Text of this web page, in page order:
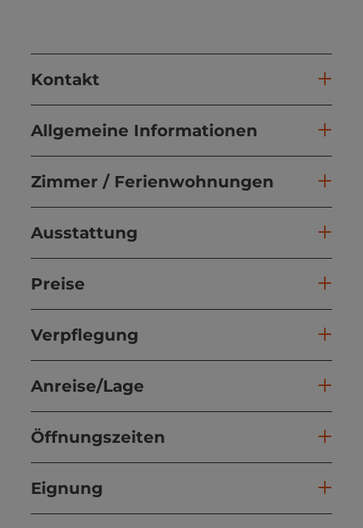
Kontakt
Allgemeine Informationen
Zimmer / Ferienwohnungen
Ausstattung
Preise
Verpflegung
Anreise/Lage
Öffnungszeiten
Eignung